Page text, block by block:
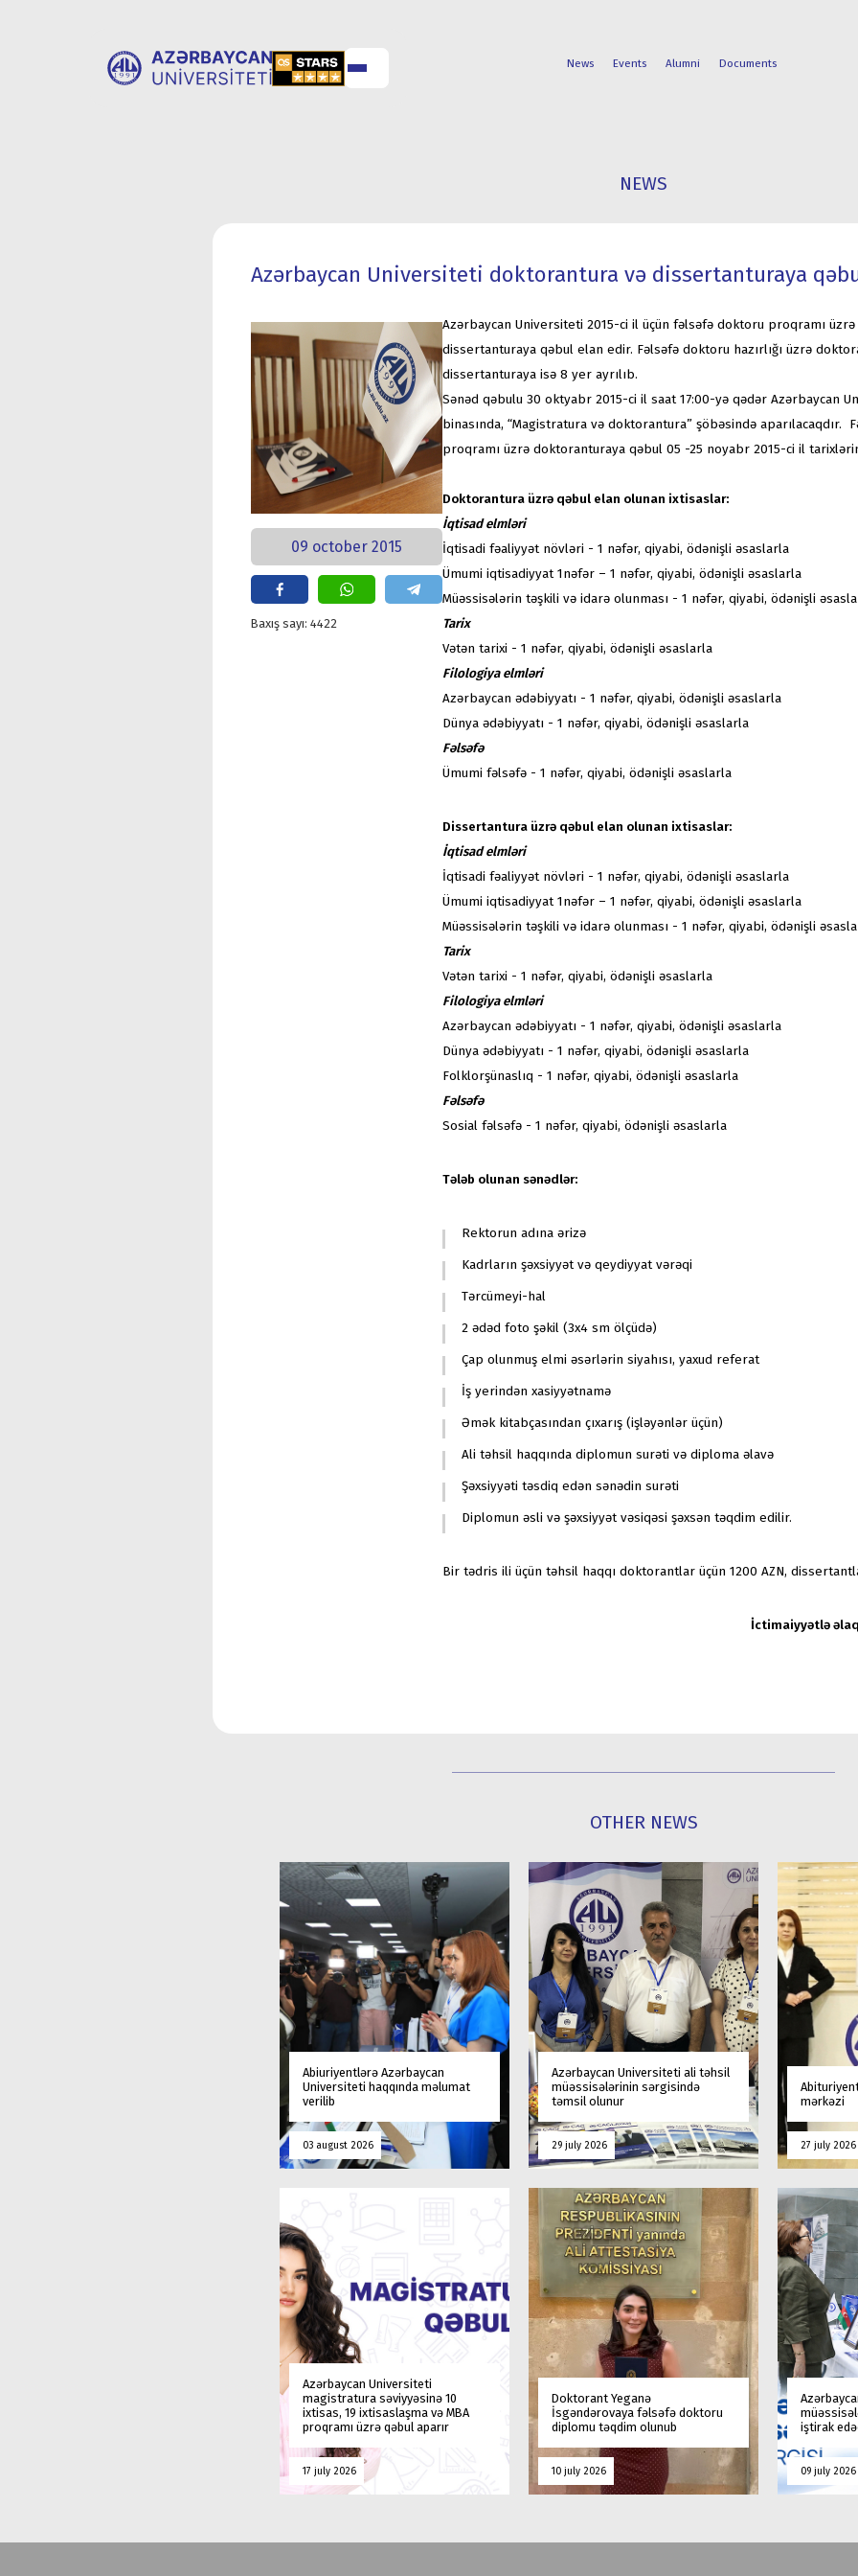
News Events Alumni Documents
NEWS
Azərbaycan Universiteti doktorantura və dissertanturaya
09 october 2015
Baxış sayı: 4422
Azərbaycan Universiteti 2015-ci il üçün fəlsəfə doktoru proqramı
dissertanturaya qəbul elan edir. Fəlsəfə doktoru hazırlığı üzrə
dissertanturaya isə 8 yer ayrılıb.
Sənəd qəbulu 30 oktyabr 2015-ci il saat 17:00-yə qədər Azərbaycan
binasında, “Magistratura və doktorantura” şöbəsində aparılacaqdır.
proqramı üzrə doktoranturaya qəbul 05 -25 noyabr 2015-ci il
Doktorantura üzrə qəbul elan olunan ixtisaslar:
İqtisad elmləri
İqtisadi fəaliyyət növləri - 1 nəfər, qiyabi, ödənişli əsaslarla
Ümumi iqtisadiyyat 1nəfər – 1 nəfər, qiyabi, ödənişli əsaslarla
Müəssisələrin təşkili və idarə olunması - 1 nəfər, qiyabi, ödənişli
Tarix
Vətən tarixi - 1 nəfər, qiyabi, ödənişli əsaslarla
Filologiya elmləri
Azərbaycan ədəbiyyatı - 1 nəfər, qiyabi, ödənişli əsaslarla
Dünya ədəbiyyatı - 1 nəfər, qiyabi, ödənişli əsaslarla
Fəlsəfə
Ümumi fəlsəfə - 1 nəfər, qiyabi, ödənişli əsaslarla
Dissertantura üzrə qəbul elan olunan ixtisaslar:
İqtisad elmləri
İqtisadi fəaliyyət növləri - 1 nəfər, qiyabi, ödənişli əsaslarla
Ümumi iqtisadiyyat 1nəfər – 1 nəfər, qiyabi, ödənişli əsaslarla
Müəssisələrin təşkili və idarə olunması - 1 nəfər, qiyabi, ödənişli
Tarix
Vətən tarixi - 1 nəfər, qiyabi, ödənişli əsaslarla
Filologiya elmləri
Azərbaycan ədəbiyyatı - 1 nəfər, qiyabi, ödənişli əsaslarla
Dünya ədəbiyyatı - 1 nəfər, qiyabi, ödənişli əsaslarla
Folklorşünaslıq - 1 nəfər, qiyabi, ödənişli əsaslarla
Fəlsəfə
Sosial fəlsəfə - 1 nəfər, qiyabi, ödənişli əsaslarla
Tələb olunan sənədlər:
Rektorun adına ərizə
Kadrların şəxsiyyət və qeydiyyat vərəqi
Tərcümeyi-hal
2 ədəd foto şəkil (3x4 sm ölçüdə)
Çap olunmuş elmi əsərlərin siyahısı, yaxud referat
İş yerindən xasiyyətnamə
Əmək kitabçasından çıxarış (işləyənlər üçün)
Ali təhsil haqqında diplomun surəti və diploma əlavə
Şəxsiyyəti təsdiq edən sənədin surəti
Diplomun əsli və şəxsiyyət vəsiqəsi şəxsən təqdim edilir.
Bir tədris ili üçün təhsil haqqı doktorantlar üçün 1200 AZN,
İctimaiyyətlə
OTHER NEWS
Abiuriyentlərə Azərbaycan
Universiteti haqqında məlumat
verilib
03 august 2026
Azərbaycan Universiteti ali təhsil
müəssisələrinin sərgisində
təmsil olunur
29 july 2026
mərkəzi
27 july 2026
Azərbaycan Universiteti
magistratura səviyyəsinə 10
ixtisas, 19 ixtisaslaşma və MBA
proqramı üzrə qəbul aparır
17 july 2026
Doktorant Yeganə
İsgəndərovaya fəlsəfə doktoru
diplomu təqdim olunub
10 july 2026
iştirak
09 july 2026